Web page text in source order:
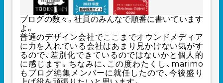
ブログの数々。社員のみんなで順番に書いています
よ。
普通のデザイン会社でここまでオウンドメディア
に力を入れている会社はあまり見かけない気がす
るので、差別化できているのではないかと個人的
に感じます。ちなみに、この度わたくし、marimo
もブログ編集メンバーに就任したので、今後盛り